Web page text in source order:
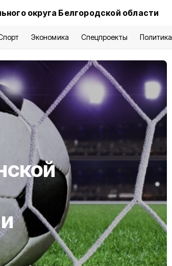
округа Белгородской области
Экономика Спецпроекты Политика